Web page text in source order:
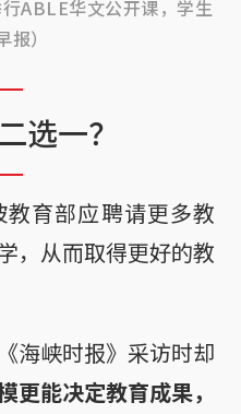
ABLE华文公开课，学生
）
选一？
育部应聘请更多教
，从而取得更好的教
海峡时报》采访时却
更能决定教育成果，